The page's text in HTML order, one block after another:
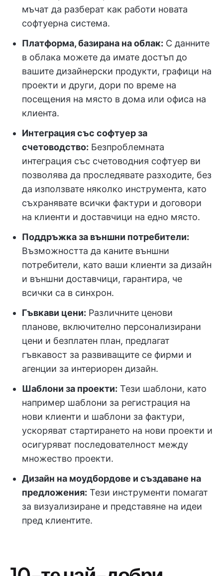
мъчат да разберат как работи новата
софтуерна система.
Платформа, базирана на облак: С данните
в облака можете да имате достъп до
вашите дизайнерски продукти, графици на
проекти и други, дори по време на
посещения на място в дома или офиса на
клиента.
Интеграция със софтуер за
счетоводство: Безпроблемната
интеграция със счетоводния софтуер ви
позволява да проследявате разходите, без
да използвате няколко инструмента, като
съхранявате всички фактури и договори
на клиенти и доставчици на едно място.
Поддръжка за външни потребители:
Възможността да каните външни
потребители, като ваши клиенти за дизайн
и външни доставчици, гарантира, че
всички са в синхрон.
Гъвкави цени: Различните ценови
планове, включително персонализирани
цени и безплатен план, предлагат
гъвкавост за развиващите се фирми и
агенции за интериорен дизайн.
Шаблони за проекти: Тези шаблони, като
например шаблони за регистрация на
нови клиенти и шаблони за фактури,
ускоряват стартирането на нови проекти и
осигуряват последователност между
множество проекти.
Дизайн на моудбордове и създаване на
предложения: Тези инструменти помагат
за визуализиране и представяне на идеи
пред клиентите.